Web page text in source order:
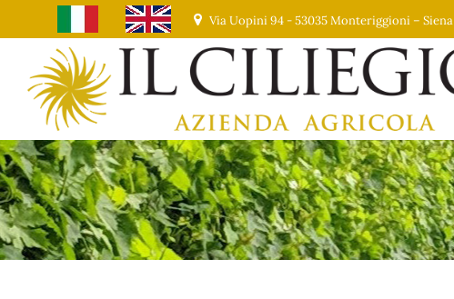
Via Uopini 94 - 53035 Monteriggioni – Siena